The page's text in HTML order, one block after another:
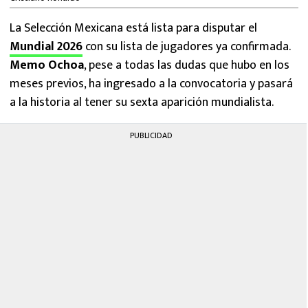
La Selección Mexicana está lista para disputar el
Mundial 2026con su lista de jugadores ya confirmada.
Memo Ochoa, pese a todas las dudas que hubo en los
meses previos, ha ingresado a la convocatoria y pasará
a la historia al tener su sexta aparición mundialista.
PUBLICIDAD